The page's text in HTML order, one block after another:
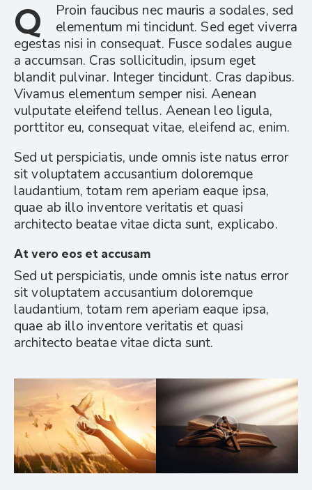
Q
Proin faucibus nec mauris a sodales, sed
elementum mi tincidunt. Sed eget viverra
egestas nisi in consequat. Fusce sodales augue
a accumsan. Cras sollicitudin, ipsum eget
blandit pulvinar. Integer tincidunt. Cras dapibus.
Vivamus elementum semper nisi. Aenean
vulputate eleifend tellus. Aenean leo ligula,
porttitor eu, consequat vitae, eleifend ac, enim.
Sed ut perspiciatis, unde omnis iste natus error
sit voluptatem accusantium doloremque
laudantium, totam rem aperiam eaque ipsa,
quae ab illo inventore veritatis et quasi
architecto beatae vitae dicta sunt, explicabo.
At vero eos et accusam
Sed ut perspiciatis, unde omnis iste natus error
sit voluptatem accusantium doloremque
laudantium, totam rem aperiam eaque ipsa,
quae ab illo inventore veritatis et quasi
architecto beatae vitae dicta sunt.